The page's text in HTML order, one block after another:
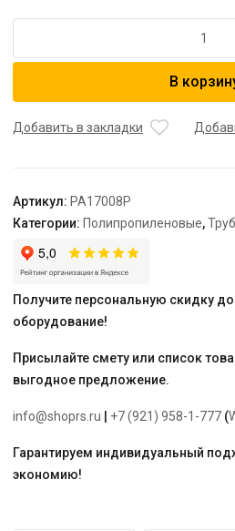
Крестовина
AQUA"
В
Добавить в закладки
Артикул: PA17008P
Категории: Полипропиленовые,
Получите персональную скидку
оборудование!
Присылайте смету или список
выгодное предложение.
info@shoprs.ru +7 (921) 958-1-777 (
Гарантируем индивидуальный
экономию!